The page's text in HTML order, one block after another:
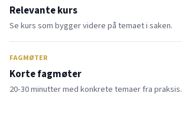
Relevante kurs
Se kurs som bygger videre på temaet i saken.
FAGMØTER
Korte fagmøter
20-30 minutter med konkrete temaer fra praksis.